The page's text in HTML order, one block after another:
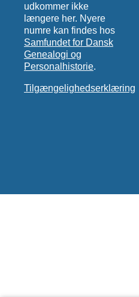
udkommer ikke
længere her. Nyere
numre kan findes hos
Samfundet for Dansk
Genealogi og
Personalhistorie.
Tilgængelighedserklæring